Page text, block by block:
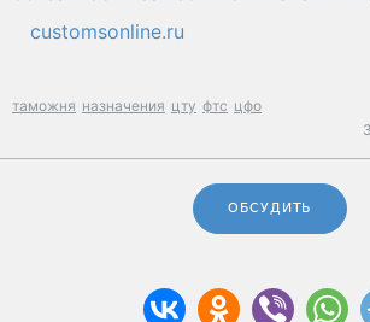
customsonline.ru
таможня назначения цту фтс цфо
ОБСУДИТЬ